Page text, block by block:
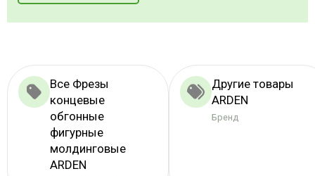
Все Фрезы
концевые
обгонные
фигурные
молдинговые
ARDEN
Другие товары
ARDEN
Бренд